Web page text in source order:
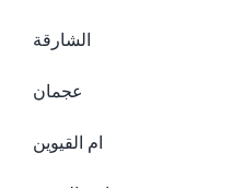
الشارقة
عجمان
ام القيوين